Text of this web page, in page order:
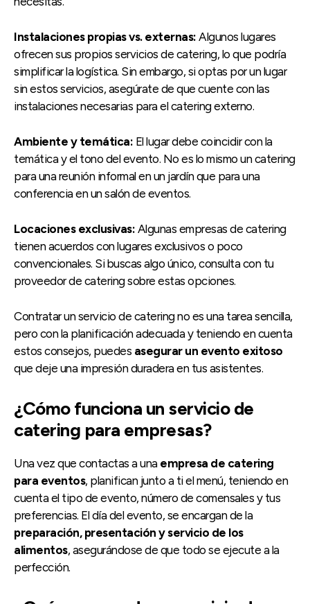
Instalaciones propias vs. externas: Algunos lugares
ofrecen sus propios servicios de catering, lo que podría
simplificar la logística. Sin embargo, si optas por un lugar
sin estos servicios, asegúrate de que cuente con las
instalaciones necesarias para el catering externo.
Ambiente y temática: El lugar debe coincidir con la
temática y el tono del evento. No es lo mismo un catering
para una reunión informal en un jardín que para una
conferencia en un salón de eventos.
Locaciones exclusivas: Algunas empresas de catering
tienen acuerdos con lugares exclusivos o poco
convencionales. Si buscas algo único, consulta con tu
proveedor de catering sobre estas opciones.
Contratar un servicio de catering no es una tarea sencilla,
pero con la planificación adecuada y teniendo en cuenta
estos consejos, puedes asegurar un evento exitoso
que deje una impresión duradera en tus asistentes.
¿Cómo funciona un servicio de
catering para empresas?
Una vez que contactas a una empresa de catering
para eventos, planifican junto a ti el menú, teniendo en
cuenta el tipo de evento, número de comensales y tus
preferencias. El día del evento, se encargan de la
preparación, presentación y servicio de los
alimentos, asegurándose de que todo se ejecute a la
perfección.